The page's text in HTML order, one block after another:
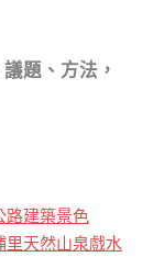
題、方法，
路建築景色
里天然山泉戲水